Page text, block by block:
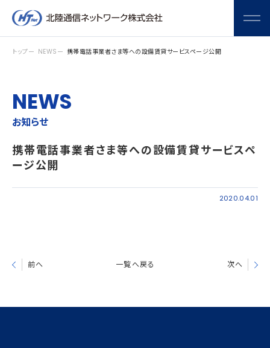
メニ
トップ NEWS 携帯電話事業者さま等への設備賃貸サービスページ公開
NEWS
お知らせ
携帯電話事業者さま等への設備賃貸サービスペ
ージ公開
2020.04.01
前へ 一覧へ戻る 次へ